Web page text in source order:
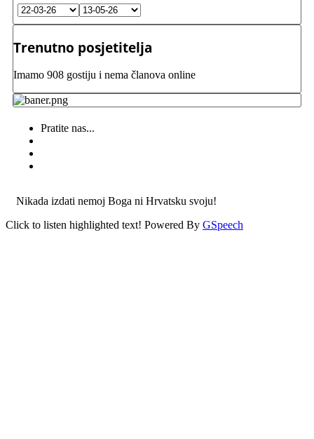
Trenutno posjetitelja
Imamo 908 gostiju i nema članova online
Pratite nas...
Nikada izdati nemoj Boga ni Hrvatsku svoju!
Click to listen highlighted text! Powered By GSpeech